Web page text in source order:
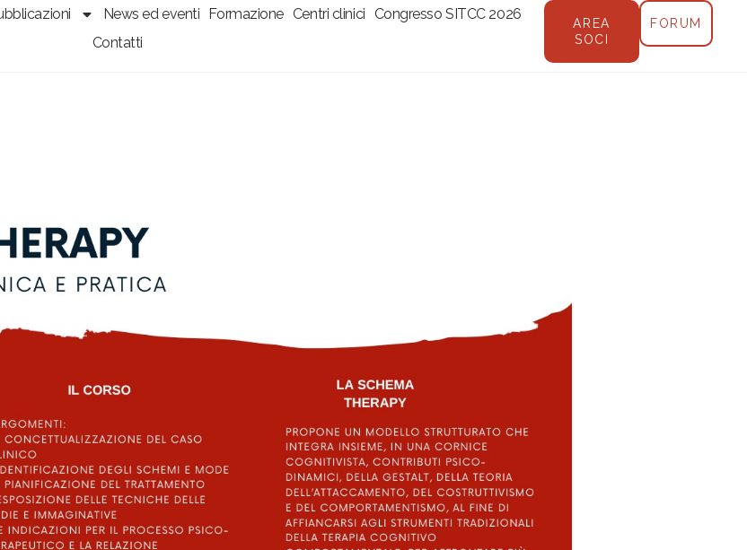
News ed eventi Formazione Centri clinici
Congresso SITCC 2026
Contatti
AREA
SOCI
FORUM